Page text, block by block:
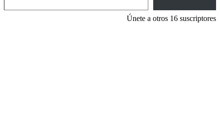
Únete a otros 16 suscriptores